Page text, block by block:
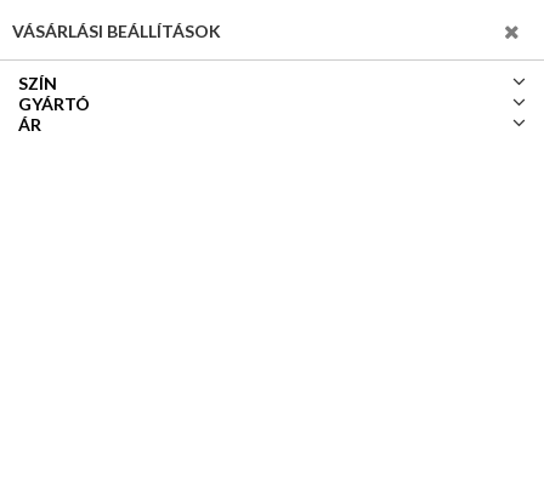
VÁSÁRLÁSI BEÁLLÍTÁSOK
SZÍN
GYÁRTÓ
ÁR